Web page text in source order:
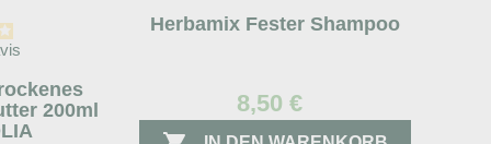
200ml
Herbamix Fester Shampoo
8,50 €